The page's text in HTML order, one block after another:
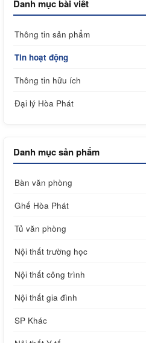
Danh mục bài viết
Thông tin sản phẩm
Tin hoạt động
Thông tin hữu ích
Đại lý Hòa Phát
Danh mục sản phẩm
Bàn văn phòng
Ghế Hòa Phát
Tủ văn phòng
Nội thất trường học
Nội thất công trình
Nội thất gia đình
SP Khác